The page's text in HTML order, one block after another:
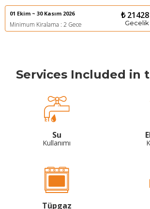
01 Ekim ~ 30 Kasım 2026
Minimum Kiralama : 2 Gece
₺ 21428
Gecelik
Services Included in
Su
Kullanımı
Tüpgaz